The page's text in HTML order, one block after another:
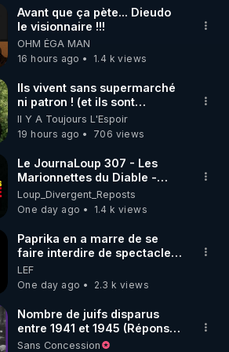
l’application de méditation et
:
https://www.envol.app/code
profondément ému ; j’en ai
parlé à plusieurs reprises
dans mes écrits et mes
vidéos. En 2026, avec ma
enquêté. Nos recherches
nous ont mené au cimetière
de Montmartin-sur-Mer où
nous avons finalement
famille Fatout. En
l’examinant avec minutie
(car les noms sont
difficilement lisibles), nous
avons découvert
qu’Alexandre Caillet avait
commis une erreur : la jeune
fille retrouvée vivante, c’était
Christiane. Elle était restée
enfermée cinq jours avec sa
Cinq jours dans une cave en
compagnie de trois
cadavres, sans savoir si l’on
Avant que ça pète... Dieudo
le visionnaire !!!
OHM ÉGA MAN
16 hours ago
1.4 k views
Ils vivent sans supermarché
ni patron ! (et ils sont
heureux)
Il Y A Toujours L'Espoir
19 hours ago
706 views
Le JournaLoup 307 - Les
Marionnettes du Diable -
Loup Divergent 2026.08.07
Loup_Divergent_Reposts
One day ago
1.4 k views
Paprika en a marre de se
faire interdire de spectacle.
Elle décide donc de devenir
DJ !
LEF
One day ago
2.3 k views
Nombre de juifs disparus
entre 1941 et 1945 (Réponse
à mes accusateurs)
Sans Concession